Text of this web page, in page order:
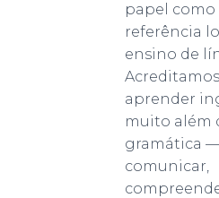
papel como
referência
ensino de
aprender
muito além
gramática
comunicar,